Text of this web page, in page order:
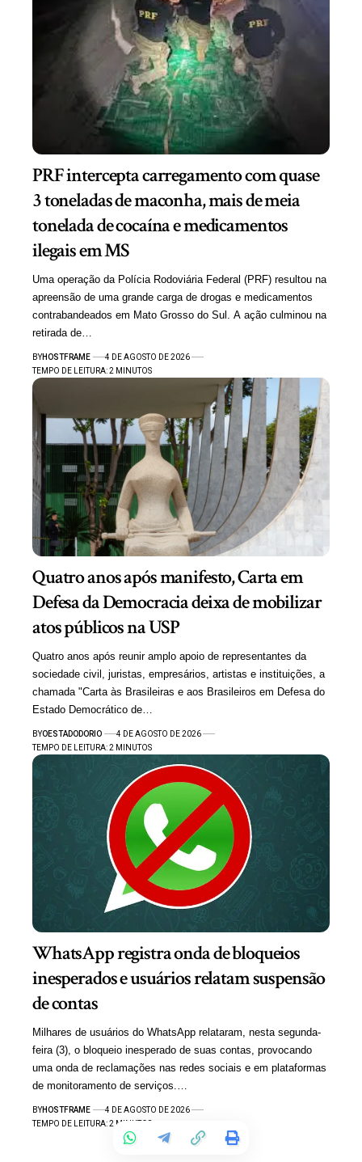
PRF intercepta carregamento com quase
3 toneladas de maconha, mais de meia
tonelada de cocaína e medicamentos
ilegais em MS
Uma operação da Polícia Rodoviária Federal (PRF) resultou na
apreensão de uma grande carga de drogas e medicamentos
contrabandeados em Mato Grosso do Sul. A ação culminou na
retirada de…
BYHOSTFRAME
4 DE AGOSTO DE 2026
TEMPO DE LEITURA: 2 MINUTOS
Quatro anos após manifesto, Carta em
Defesa da Democracia deixa de mobilizar
atos públicos na USP
Quatro anos após reunir amplo apoio de representantes da
sociedade civil, juristas, empresários, artistas e instituições, a
chamada "Carta às Brasileiras e aos Brasileiros em Defesa do
Estado Democrático de…
BYOESTADODORIO
4 DE AGOSTO DE 2026
TEMPO DE LEITURA: 2 MINUTOS
WhatsApp registra onda de bloqueios
inesperados e usuários relatam suspensão
de contas
Milhares de usuários do WhatsApp relataram, nesta segunda-
feira (3), o bloqueio inesperado de suas contas, provocando
uma onda de reclamações nas redes sociais e em plataformas
de monitoramento de serviços.…
BYHOSTFRAME
4 DE AGOSTO DE 2026
TEMPO DE LEITURA: 2 MINUTOS